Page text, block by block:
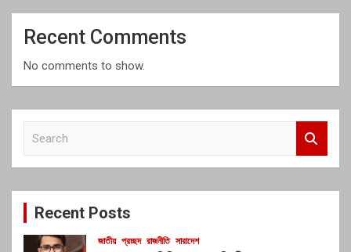
Recent Comments
No comments to show.
c
Recent Posts
জাতীয় প্রচ্ছদ রাজনীতি সারাদেশ